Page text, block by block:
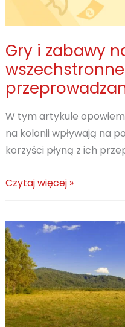
Gry i zabawy
W tym artykule
na kolonii wpływają na
korzyści płyną z ich
Gry
na
kolonii
–
wszechstronne
korzyści
z
Czytaj więcej »